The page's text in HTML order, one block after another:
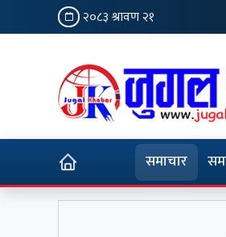
२०८३ श्रावण २१
समाचार